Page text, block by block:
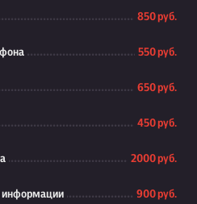
850 руб.
550 руб.
650 руб.
450 руб.
2000 руб.
информации 900 руб.